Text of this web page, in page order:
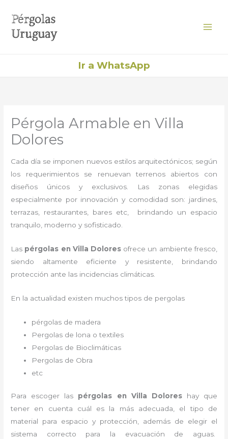
contenido
Ir a WhatsApp
Pérgola Armable en Villa
Dolores
Cada día se imponen nuevos estilos arquitectónicos; según
los requerimientos se renuevan terrenos abiertos con
diseños únicos y exclusivos. Las zonas elegidas
especialmente por innovación y comodidad son: jardines,
terrazas, restaurantes, bares etc, brindando un espacio
tranquilo, moderno y sofisticado.
Las pérgolas en Villa Dolores ofrece un ambiente fresco,
siendo altamente eficiente y resistente, brindando
protección ante las incidencias climáticas.
En la actualidad existen muchos tipos de pergolas
pérgolas de madera
Pergolas de lona o textiles
Pergolas de Bioclimáticas
Pergolas de Obra
etc
Para escoger las pérgolas en Villa Dolores
hay que
tener en cuenta cuál es la más adecuada, el tipo de
material para espacio y protección, además de elegir el
sistema correcto para la evacuación de aguas.